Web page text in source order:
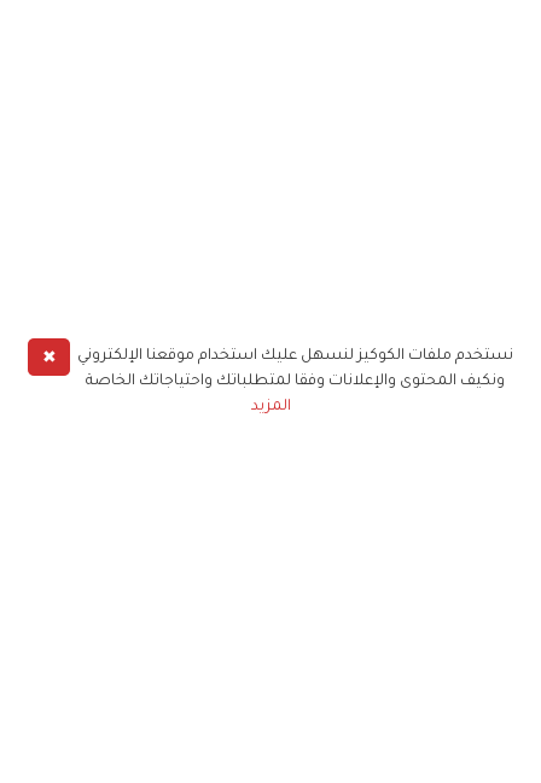
✖
نستخدم ملفات الكوكيز لنسهل عليك استخدام موقعنا الإلكتروني
ونكيف المحتوى والإعلانات وفقا لمتطلباتك واحتياجاتك الخاصة
المزيد